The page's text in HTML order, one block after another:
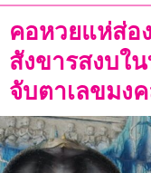
คอหวยแห่ส่อ
สังขารสงบใ
จับตาเลขมง